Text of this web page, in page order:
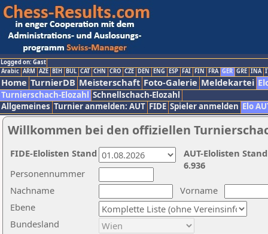
Logged on: Gast
Arabic ARM AZE BIH BUL CAT CHN CRO CZE DEN ENG ESP FAI FIN FRA GER GRE INA
Home TurnierDB Meisterschaft Foto-Galerie Meldekartei
Turnierschach-Elozahl Schnellschach-Elozahl
Allgemeines Turnier anmelden: AUT FIDE Spieler anmelden Elo
Willkommen bei den offiziellen
Nachname
Vorname
Ebene
Personennummer
Bundesland
AUT-Elolisten
6.936
FIDE-Elolisten Stand